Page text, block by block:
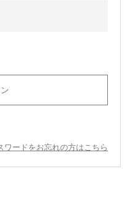
ワードをお忘れの方はこちら